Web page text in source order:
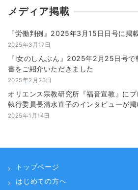
メディア掲載
『労働判例』2025年3月15日日号に掲
2025年3月17日
『i女のしんぶん』2025年2月25日号で
書をご紹介いただきました
2025年2月23日
オリエンス宗教研究所『福音宣教』に
執行委員長清水直子のインタビューが掲
2025年1月14日
トップページ
はじめての方へ